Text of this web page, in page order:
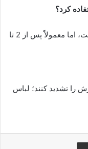
کرد؟
نتایج بسته به شدت علائم متفاوت است، اما معمولاً پس از 2 تا
را تشدید کنند؛ لباس
اشتراک گذاری از طریق ایمیل